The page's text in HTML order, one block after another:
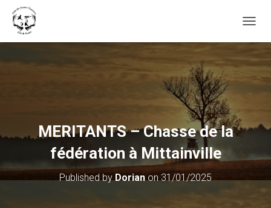
MERITANTS – Chasse de la
fédération à Mittainville
Published byDorianon31/01/2025